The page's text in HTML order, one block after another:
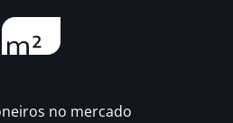
no mercado